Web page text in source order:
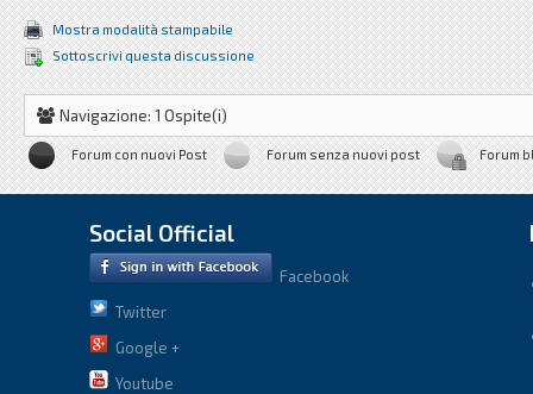
Mostra modalità stampabile
Sottoscrivi questa discussione
Navigazione: 1 Ospite(i)
Forum con nuovi Post Forum senza nuovi post Forum
Social Official
Facebook
Twitter
Google +
Youtube